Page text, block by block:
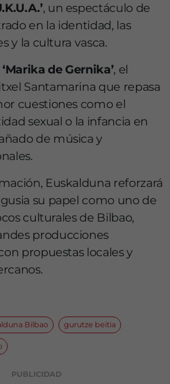
, un espectáculo de
en la identidad, las
y la cultura vasca.
‘Marika de Gernika’, el
Santamarina que repasa
cuestiones como el
sexual o la infancia en
de música y
Euskalduna reforzará
su papel como uno de
culturales de Bilbao,
producciones
propuestas locales y
Bilbao gurutze beitia
PUBLICIDAD